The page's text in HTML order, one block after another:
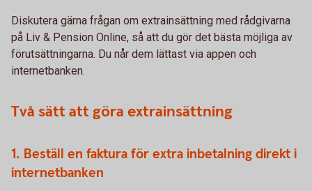
Diskutera gärna frågan om extrainsättning med rådgivarna
på Liv & Pension Online, så att du gör det bästa möjliga av
förutsättningarna. Du når dem lättast via appen och
internetbanken.
Två sätt att göra extrainsättning
1. Beställ en faktura för extra inbetalning direkt i
internetbanken